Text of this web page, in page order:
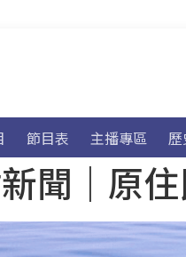
節目表 主播專區
聞｜原